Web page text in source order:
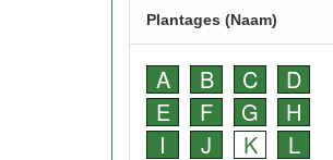
Plantages (Naam)
A B C
D
E
F G
H
I
J K
L